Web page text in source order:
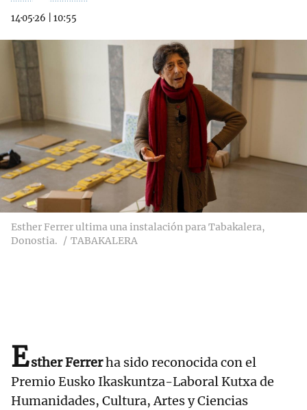
14·05·26 10:55
Esther Ferrer ultima una instalación para Tabakalera,
Donostia.
TABAKALERA
Esther Ferrerha sido reconocida con el
Premio Eusko Ikaskuntza-Laboral Kutxa de
Humanidades, Cultura, Artes y Ciencias